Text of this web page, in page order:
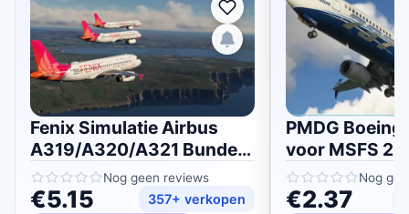
Fenix ​​Simulatie Airbus
A319/A320/A321 Bundel
voor MSFS 2020/2024
Nog geen reviews
€5.15 357+ verkopen
PMDG
voor MSFS
Nog
€2.37